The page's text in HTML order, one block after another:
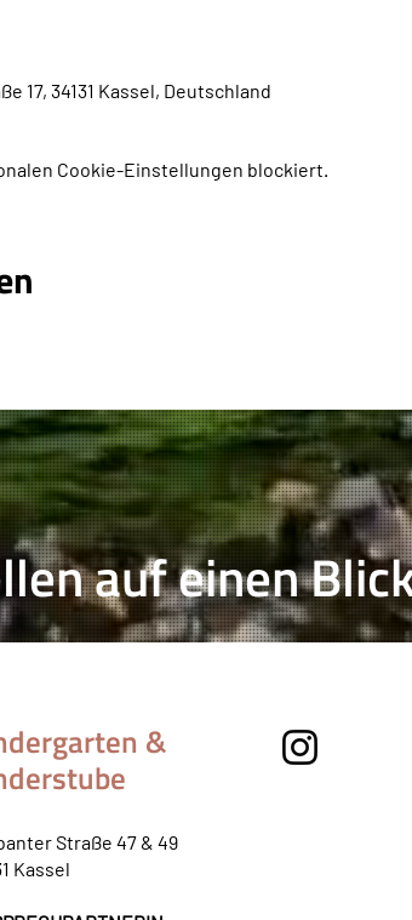
17, 34131 Kassel, Deutschland
Cookie-Einstellungen blockiert.
auf einen
&
Straße 47 & 49
Kassel